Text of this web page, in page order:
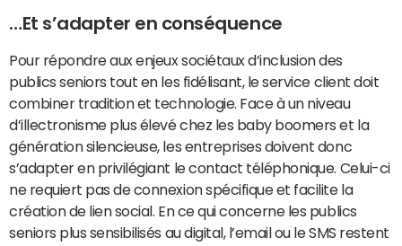
…Et s’adapter en conséquence
Pour répondre aux enjeux sociétaux d’inclusion des
publics seniors tout en les fidélisant, le service client doit
combiner tradition et technologie. Face à un niveau
d’illectronisme plus élevé chez les baby boomers et la
génération silencieuse, les entreprises doivent donc
s’adapter en privilégiant le contact téléphonique. Celui-ci
ne requiert pas de connexion spécifique et facilite la
création de lien social. En ce qui concerne les publics
seniors plus sensibilisés au digital, l’email ou le SMS restent